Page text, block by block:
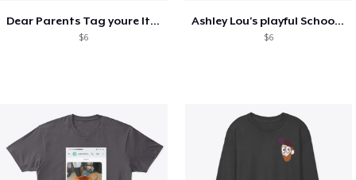
Dear Parents Tag youre It Love Teachers
$6
Ashley Lou's playful School🏠 Collection
$6